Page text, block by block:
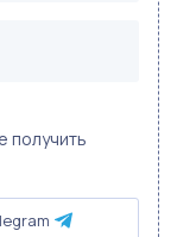
получить